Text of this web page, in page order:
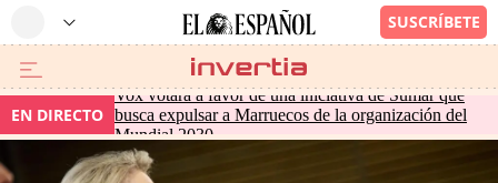
EN DIRECTO
Vox votará a favor de una iniciativa de Sumar que
busca expulsar a Marruecos de la organización del
Mundial 2030